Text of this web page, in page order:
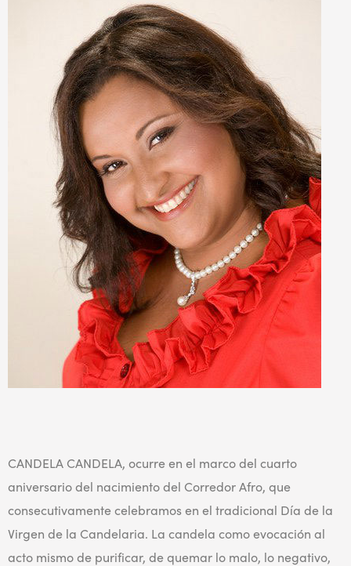
CANDELA CANDELA, ocurre en el marco del cuarto
aniversario del nacimiento del Corredor Afro, que
consecutivamente celebramos en el tradicional Día de la
Virgen de la Candelaria. La candela como evocación al
acto mismo de purificar, de quemar lo malo, lo negativo,